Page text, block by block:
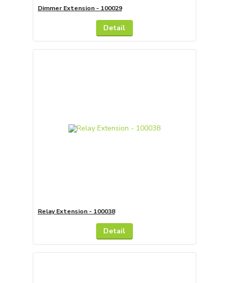
Dimmer Extension - 100029
Detail
Relay Extension - 100038
Detail